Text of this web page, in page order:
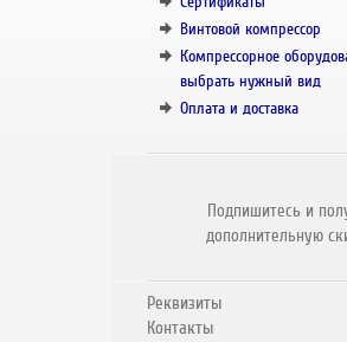
Винтовой компрессор
Компрессорное
выбрать нужный вид
Оплата и доставка
Подпишитесь и
дополнительную
Реквизиты
Контакты